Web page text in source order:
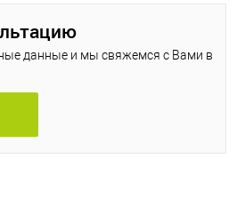
данные и мы свяжемся с Вами в